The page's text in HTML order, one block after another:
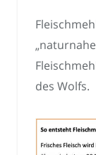
des Wolfs.